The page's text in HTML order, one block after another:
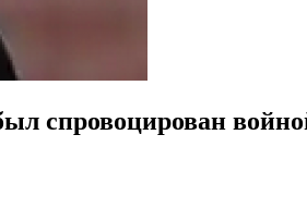
спровоцирован